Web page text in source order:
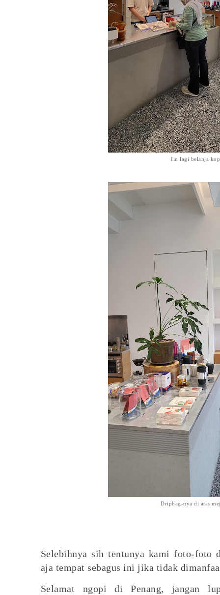
Iin lagi belanja
Dripbag-nya di atas
Selebihnya sih tentunya kami foto-foto
aja tempat sebagus ini jika tidak
Selamat ngopi di Penang, jangan